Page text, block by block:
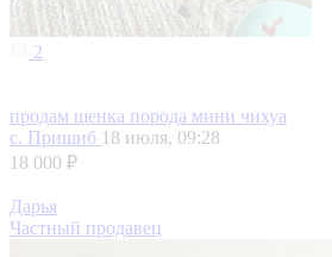
2
продам щенка порода мини чихуа
с. Пришиб 18 июля, 09:28
18 000 ₽
Дарья
Частный продавец